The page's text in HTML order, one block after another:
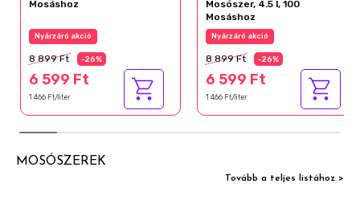
Mosáshoz
Nyárzáró akció
8 899 Ft -26%
6 599 Ft
1 466 Ft/liter
Mosószer, 4.5 l, 100
Mosáshoz
Nyárzáró akció
8 899 Ft -26%
6 599 Ft
1 466 Ft/liter
MOSÓSZEREK
Tovább a teljes listához >